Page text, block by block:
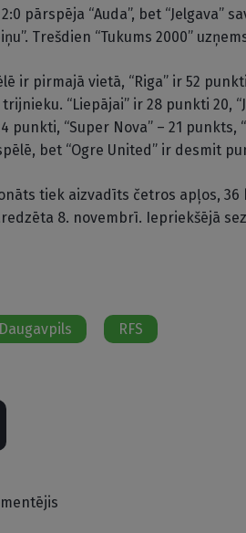
pārspēja “Auda”, bet “Jelgava”
Trešdien “Tukums 2000”
ir pirmajā vietā, “Riga” ir 52
“Liepājai” ir 28 punkti 20,
punkti, “Super Nova” – 21 punkts,
bet “Ogre United” ir desmit
tiek aizvadīts četros apļos, 36
8. novembrī. Iepriekšējā
RFS